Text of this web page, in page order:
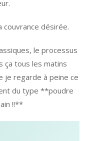
couvrance désirée.
le processus
ça tous les matins
je regarde à peine ce
du type **poudre
!!**